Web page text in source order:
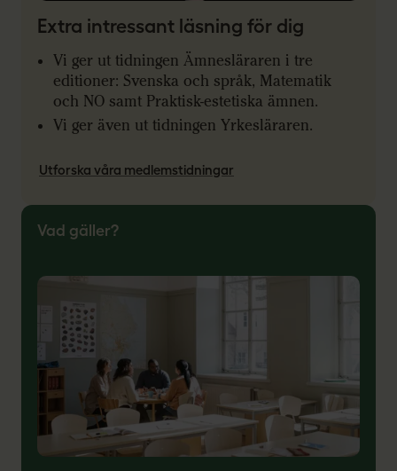
Extra intressant läsning för dig
Vi ger ut tidningen Ämnesläraren i tre
editioner: Svenska och språk, Matematik
och NO samt Praktisk-estetiska ämnen.
Vi ger även ut tidningen Yrkesläraren.
Utforska våra medlemstidningar
Vad gäller?